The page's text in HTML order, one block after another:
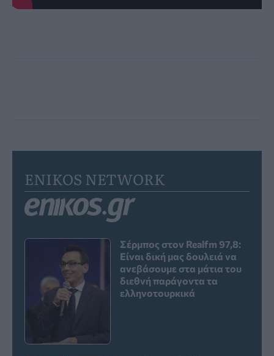
ENIKOS NETWORK
Σέρμπος στον Realfm 97,8:
Είναι δική μας δουλειά να
ανεβάσουμε στα μάτια του
διεθνή παράγοντα τα
ελληνοτουρκικά